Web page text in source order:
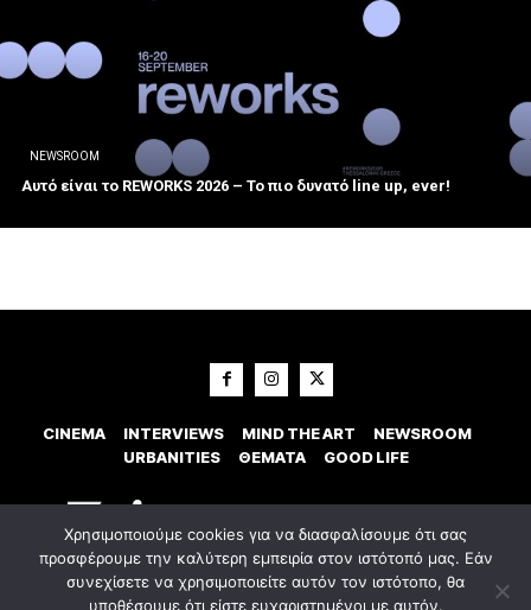
NEWSROOM
Αυτό είναι το REWORKS 2026 – Το πιο δυνατό line up, ever!
CINEMA INTERVIEWS MIND THE ART
NEWSROOM
URBANITIES
ΘΕΜΑΤΑ GOOD LIFE
Χρησιμοποιούμε cookies για να διασφαλίσουμε ότι σας
προσφέρουμε την καλύτερη εμπειρία στον ιστότοπό μας. Εάν
συνεχίσετε να χρησιμοποιείτε αυτόν τον ιστότοπο, θα
υποθέσουμε ότι είστε ευχαριστημένοι με αυτόν.